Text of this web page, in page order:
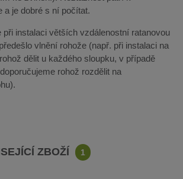
a je dobré s ní počítat.
při instalaci větších vzdálenostní ratanovou
vlnění rohože (např. při instalaci na
dělit u každého sloupku, v případě
rohož rozdělit na
ZBOŽÍ 1